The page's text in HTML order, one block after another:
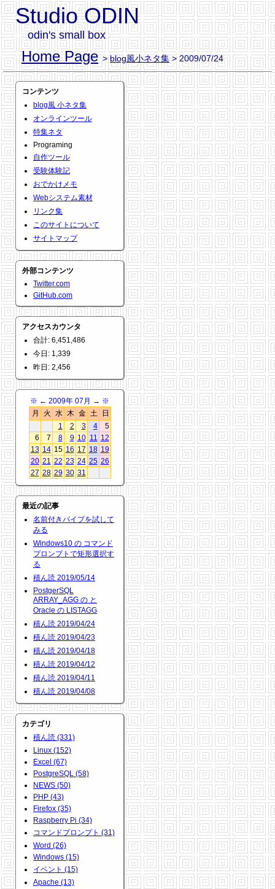
Studio ODIN
odin's small box
Home Page >blog風小ネタ集> 2009/07/24
コンテンツ
blog風 小ネタ集
オンラインツール
特集ネタ
Programing
自作ツール
受験体験記
おでかけメモ
Webシステム素材
リンク集
このサイトについて
サイトマップ
外部コンテンツ
Twitter.com
GitHub.com
アクセスカウンタ
合計: 6,451,486
今日: 1,339
昨日: 2,456
※ ← 2009年 07月 → ※
月
火 水 木 金 土
日
1
2 3 4
5
6
7 8 9 10 11 12
13 14 15 16 17 18 19
20 21 22 23 24 25 26
27 28 29 30 31
最近の記事
名前付きパイプを試して
みる
Windows10 の コマンド
プロンプトで矩形選択す
る
積ん読 2019/05/14
PostgerSQL
ARRAY_AGG の と
Oracle の LISTAGG
積ん読 2019/04/24
積ん読 2019/04/23
積ん読 2019/04/18
積ん読 2019/04/12
積ん読 2019/04/11
積ん読 2019/04/08
カテゴリ
積ん読 (331)
Linux (152)
Excel (67)
PostgreSQL (58)
NEWS (50)
PHP (43)
Firefox (35)
Raspberry Pi (34)
コマンドプロンプト (31)
Word (26)
Windows (15)
イベント (15)
Apache (13)